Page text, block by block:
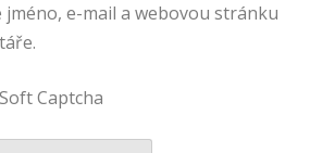
e-mail a webovou stránku
Captcha